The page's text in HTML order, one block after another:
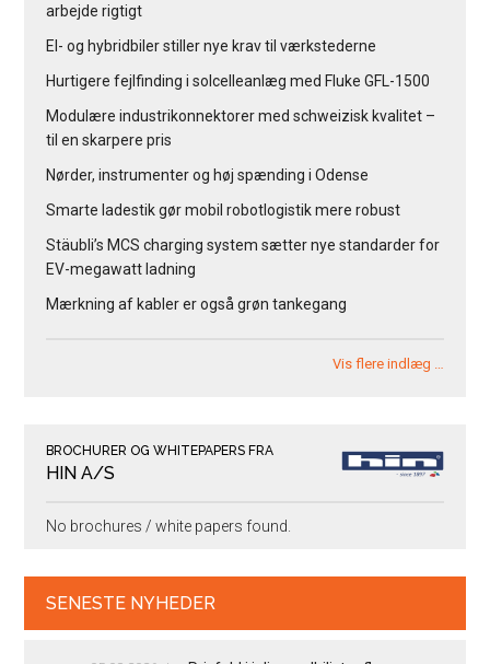
arbejde rigtigt
El- og hybridbiler stiller nye krav til værkstederne
Hurtigere fejlfinding i solcelleanlæg med Fluke GFL-1500
Modulære industrikonnektorer med schweizisk kvalitet –
til en skarpere pris
Nørder, instrumenter og høj spænding i Odense
Smarte ladestik gør mobil robotlogistik mere robust
Stäubli’s MCS charging system sætter nye standarder for
EV-megawatt ladning
Mærkning af kabler er også grøn tankegang
Vis flere indlæg …
BROCHURER OG WHITEPAPERS FRA
HIN A/S
No brochures / white papers found.
SENESTE NYHEDER